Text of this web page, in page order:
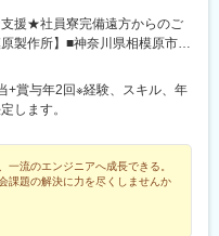
援★社員寮完備遠方からのご
製作所】■神奈川県相模原市中
京王相模原線・JR横浜線・JR
分※三菱重工業株式会社に入
ャージャ株式会社（事業内
策：屋内全面禁煙
+賞与年2回※経験、スキル、年
します。
一流のエンジニアへ成長できる。
課題の解決に力を尽くしませんか